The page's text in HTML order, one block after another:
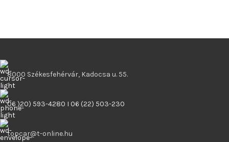
8000 Székesfehérvár, Kadocsa u. 55.
06 )20) 593-4280 I 06 (22) 503-230
topcar@t-online.hu